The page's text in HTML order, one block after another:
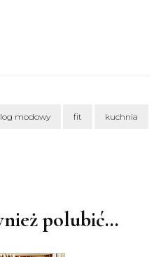
modowy fit kuchnia
polubić…